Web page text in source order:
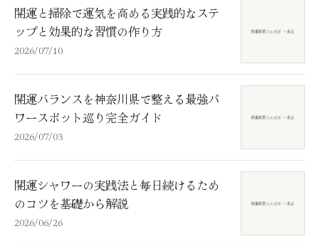
開運と掃除で運気を高める実践的なステ
ップと効果的な習慣の作り方
2026/07/10
開運バランスを神奈川県で整える最強パ
ワースポット巡り完全ガイド
2026/07/03
開運シャワーの実践法と毎日続けるため
のコツを基礎から解説
2026/06/26